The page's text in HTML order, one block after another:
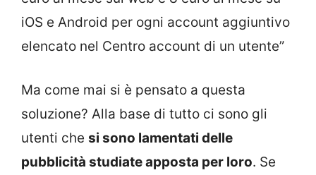
iOS e Android per ogni account aggiuntivo
elencato nel Centro account di un utente”
Ma come mai si è pensato a questa
soluzione? Alla base di tutto ci sono gli
utenti che si sono lamentati delle
pubblicità studiate apposta per loro. Se